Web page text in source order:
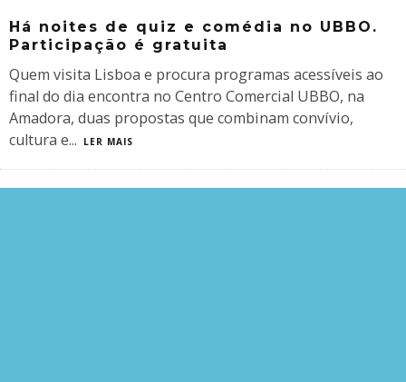
Há noites de quiz e comédia no UBBO.
Participação é gratuita
Quem visita Lisboa e procura programas acessíveis ao
final do dia encontra no Centro Comercial UBBO, na
Amadora, duas propostas que combinam convívio,
cultura e... LER MAIS